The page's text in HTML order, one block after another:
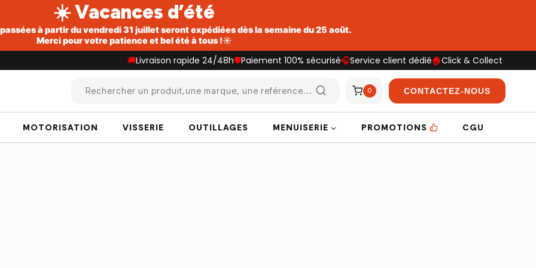
☀️ Vacances d’été
à partir du vendredi 31 juillet seront expédiées dès la semaine du 25 août.
Merci pour votre patience et bel été à tous !☀️
🚚Livraison rapide 24/48h🛡️Paiement 100% sécurisé🎧Service client dédié🏠Click & Collect
Rechercher un produit,une marque, une reférence... 0 CONTACTEZ-NOUS
MOTORISATION VISSERIE OUTILLAGES MENUISERIE PROMOTIONS CGU